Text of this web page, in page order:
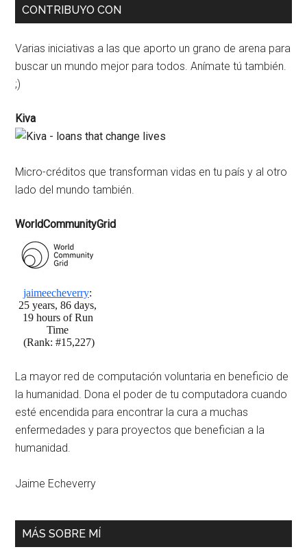
CONTRIBUYO CON
Varias iniciativas a las que aporto un grano de arena para
buscar un mundo mejor para todos. Anímate tú también.
;)
Kiva
Micro-créditos que transforman vidas en tu país y al otro
lado del mundo también.
WorldCommunityGrid
La mayor red de computación voluntaria en beneficio de
la humanidad. Dona el poder de tu computadora cuando
esté encendida para encontrar la cura a muchas
enfermedades y para proyectos que benefician a la
humanidad.
Jaime Echeverry
MÁS SOBRE MÍ